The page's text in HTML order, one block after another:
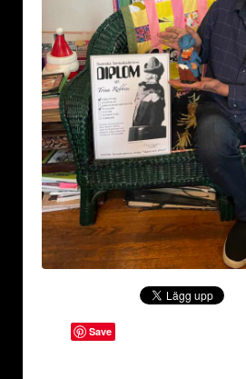
Save